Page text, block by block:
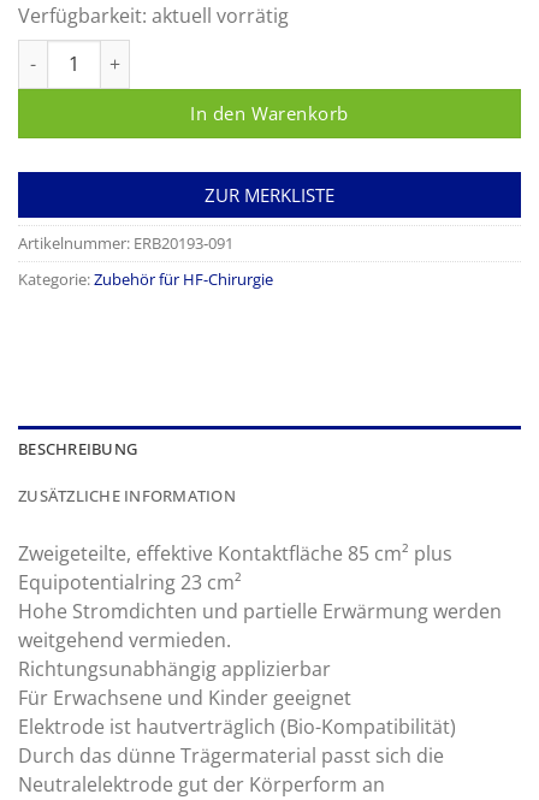
Verfügbarkeit: aktuell vorrätig
In den Warenkorb
ZUR MERKLISTE
Artikelnummer: ERB20193‐091
Kategorie:Zubehör für HF-Chirurgie
BESCHREIBUNG
ZUSÄTZLICHE INFORMATION
Zweigeteilte, effektive Kontaktfläche 85 cm² plus
Equipotentialring 23 cm²
Hohe Stromdichten und partielle Erwärmung werden
weitgehend vermieden.
Richtungsunabhängig applizierbar
Für Erwachsene und Kinder geeignet
Elektrode ist hautverträglich (Bio-Kompatibilität)
Durch das dünne Trägermaterial passt sich die
Neutralelektrode gut der Körperform an